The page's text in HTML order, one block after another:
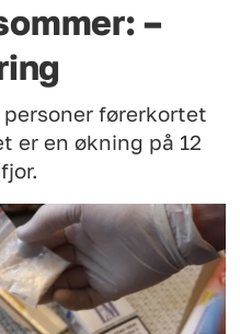
–
førerkortet
er en økning på 12